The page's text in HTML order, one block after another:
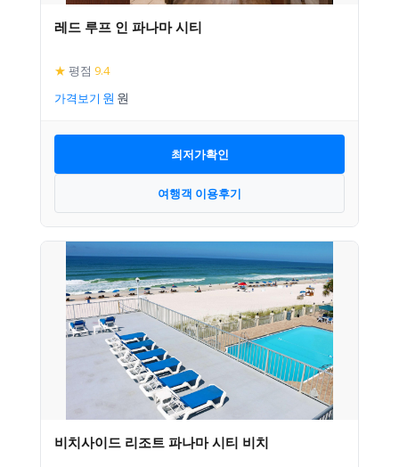
레드 루프 인 파나마 시티
★ 평점 9.4
가격보기
최저가확인
여행객 이용후기
비치사이드 리조트 파나마 시티 비치